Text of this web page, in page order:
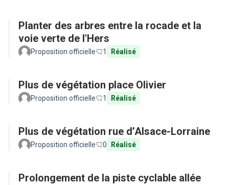
Planter des arbres entre la rocade et la
voie verte de l'Hers
Proposition officielle 1 Réalisé
Plus de végétation place Olivier
Proposition officielle 1 Réalisé
Plus de végétation rue d’Alsace-Lorraine
Proposition officielle 0 Réalisé
Prolongement de la piste cyclable allée